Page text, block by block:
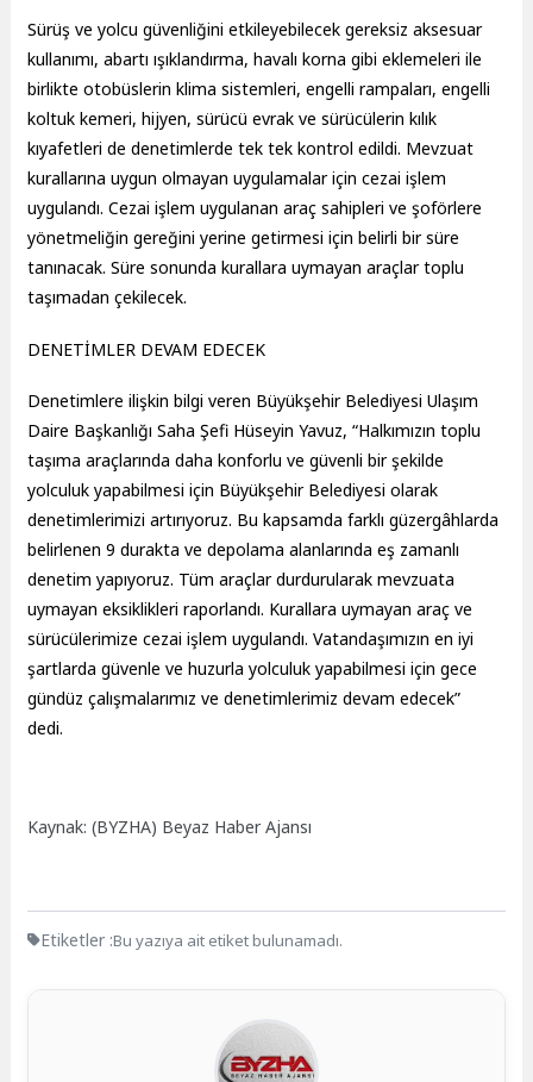
Sürüş ve yolcu güvenliğini etkileyebilecek gereksiz aksesuar
kullanımı, abartı ışıklandırma, havalı korna gibi eklemeleri ile
birlikte otobüslerin klima sistemleri, engelli rampaları, engelli
koltuk kemeri, hijyen, sürücü evrak ve sürücülerin kılık
kıyafetleri de denetimlerde tek tek kontrol edildi. Mevzuat
kurallarına uygun olmayan uygulamalar için cezai işlem
uygulandı. Cezai işlem uygulanan araç sahipleri ve şoförlere
yönetmeliğin gereğini yerine getirmesi için belirli bir süre
tanınacak. Süre sonunda kurallara uymayan araçlar toplu
taşımadan çekilecek.
DENETİMLER DEVAM EDECEK
Denetimlere ilişkin bilgi veren Büyükşehir Belediyesi Ulaşım
Daire Başkanlığı Saha Şefi Hüseyin Yavuz, “Halkımızın toplu
taşıma araçlarında daha konforlu ve güvenli bir şekilde
yolculuk yapabilmesi için Büyükşehir Belediyesi olarak
denetimlerimizi artırıyoruz. Bu kapsamda farklı güzergâhlarda
belirlenen 9 durakta ve depolama alanlarında eş zamanlı
denetim yapıyoruz. Tüm araçlar durdurularak mevzuata
uymayan eksiklikleri raporlandı. Kurallara uymayan araç ve
sürücülerimize cezai işlem uygulandı. Vatandaşımızın en iyi
şartlarda güvenle ve huzurla yolculuk yapabilmesi için gece
gündüz çalışmalarımız ve denetimlerimiz devam edecek”
dedi.
Kaynak: (BYZHA) Beyaz Haber Ajansı
Etiketler :Bu yazıya ait etiket bulunamadı.